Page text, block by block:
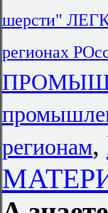
шерсти"
регионах
регионам,